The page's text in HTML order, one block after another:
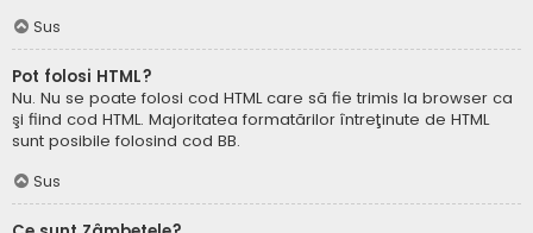
Sus
Pot folosi HTML?
Nu. Nu se poate folosi cod HTML care să fie trimis la browser ca
şi fiind cod HTML. Majoritatea formatărilor întreţinute de HTML
sunt posibile folosind cod BB.
Sus